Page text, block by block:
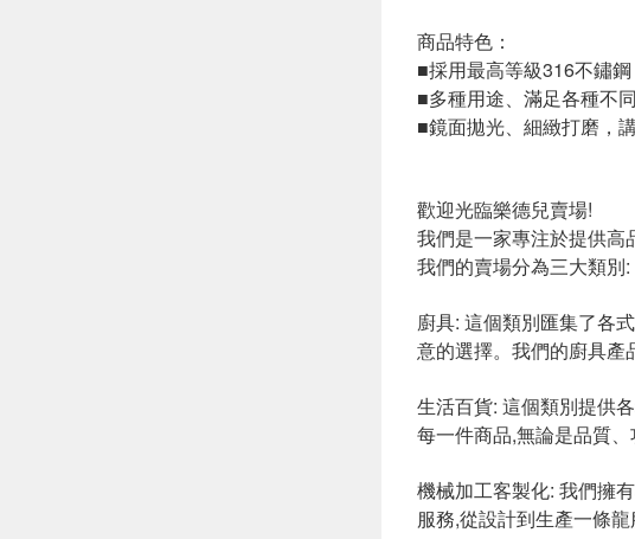
商品特色：
■採用最高等級316不鏽鋼
■多種用途、滿足各種不
■鏡面拋光、細緻打磨，
歡迎光臨樂德兒賣場!
我們是一家專注於提供高
我們的賣場分為三大類別:
廚具: 這個類別匯集了各
意的選擇。我們的廚具產
生活百貨: 這個類別提供
每一件商品,無論是品質
機械加工客製化: 我們擁
服務,從設計到生產一條